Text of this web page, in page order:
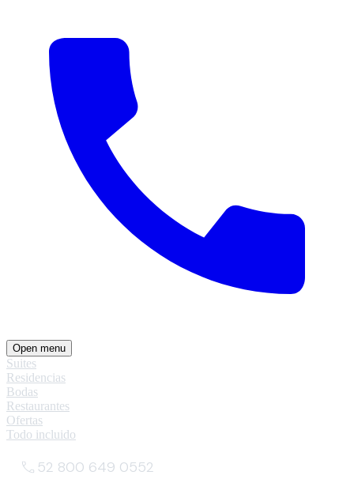
Open menu
Suites
Residencias
Bodas
Restaurantes
Ofertas
Todo incluido
52 800 649 0552